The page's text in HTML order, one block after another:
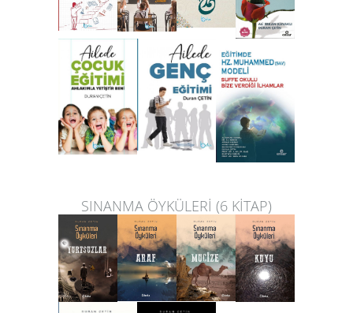
SINANMA ÖYKÜLERİ (6 KİTAP)